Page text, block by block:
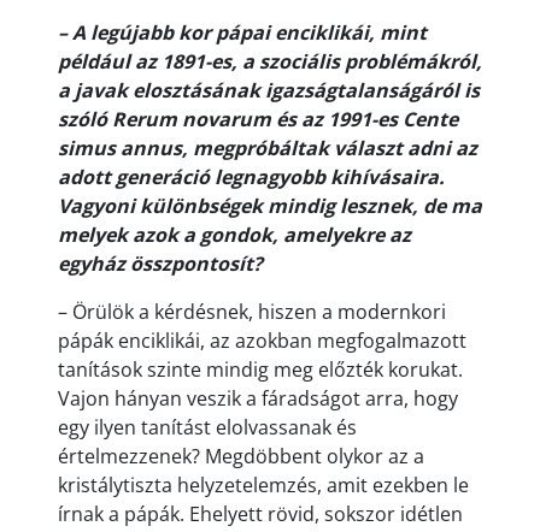
– A legújabb kor pápai enciklikái, mint
például az 1891-es, a szociális problémákról,
a javak elosztásának igazságtalanságáról is
szóló Rerum novarum és az 1991-es Cente
simus annus, megpróbáltak választ adni az
adott generáció legnagyobb kihívásaira.
Vagyoni különbségek mindig lesznek, de ma
melyek azok a gondok, amelyekre az
egyház összpontosít?
– Örülök a kérdésnek, hiszen a modernkori
pápák enciklikái, az azokban megfogalmazott
tanítások szinte mindig meg előzték korukat.
Vajon hányan veszik a fáradságot arra, hogy
egy ilyen tanítást elolvassanak és
értelmezzenek? Megdöbbent olykor az a
kristálytiszta helyzetelemzés, amit ezekben le
írnak a pápák. Ehelyett rövid, sokszor idétlen